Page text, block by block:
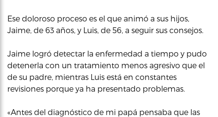
Ese doloroso proceso es el que animó a sus hijos,
Jaime, de 63 años, y Luis, de 56, a seguir sus consejos.
Jaime logró detectar la enfermedad a tiempo y pudo
detenerla con un tratamiento menos agresivo que el
de su padre, mientras Luis está en constantes
revisiones porque ya ha presentado problemas.
«Antes del diagnóstico de mi papá pensaba que las